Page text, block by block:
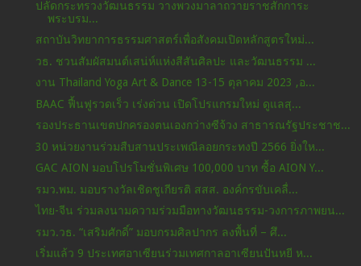
ปลัดกระทรวงวัฒนธรรม วางพวงมาลาถวายราชสักการะ
พระบรม...
สถาบันวิทยาการธรรมศาสตร์เพื่อสังคมเปิดหลักสูตรใหม่...
วธ. ชวนสัมผัสมนต์เสน่ห์แห่งสีสันศิลปะ และวัฒนธรรม ...
งาน Thailand Yoga Art & Dance 13-15 ตุลาคม 2023 ,อ...
BAAC ฟื้นฟูรวดเร็ว เร่งด่วน เปิดโปรแกรมใหม่ ดูแลสุ...
รองประธานเขตปกครองตนเองกว่างซีจ้วง สาธารณรัฐประชาช...
30 หน่วยงานร่วมสืบสานประเพณีลอยกระทงปี 2566 ยิ่งให...
GAC AION มอบโปรโมชั่นพิเศษ 100,000 บาท ซื้อ AION Y...
รมว.พม. มอบรางวัลเชิดชูเกียรติ สสส. องค์กรขับเคลื่...
ไทย-จีน ร่วมลงนามความร่วมมือทางวัฒนธรรม-วงการภาพยน...
รมว.วธ. “เสริมศักดิ์” มอบกรมศิลปากร ลงพื้นที่ – ศึ...
เริ่มแล้ว 9 ประเทศอาเซียนร่วมเทศกาลอาเซียนปันหยี ห...